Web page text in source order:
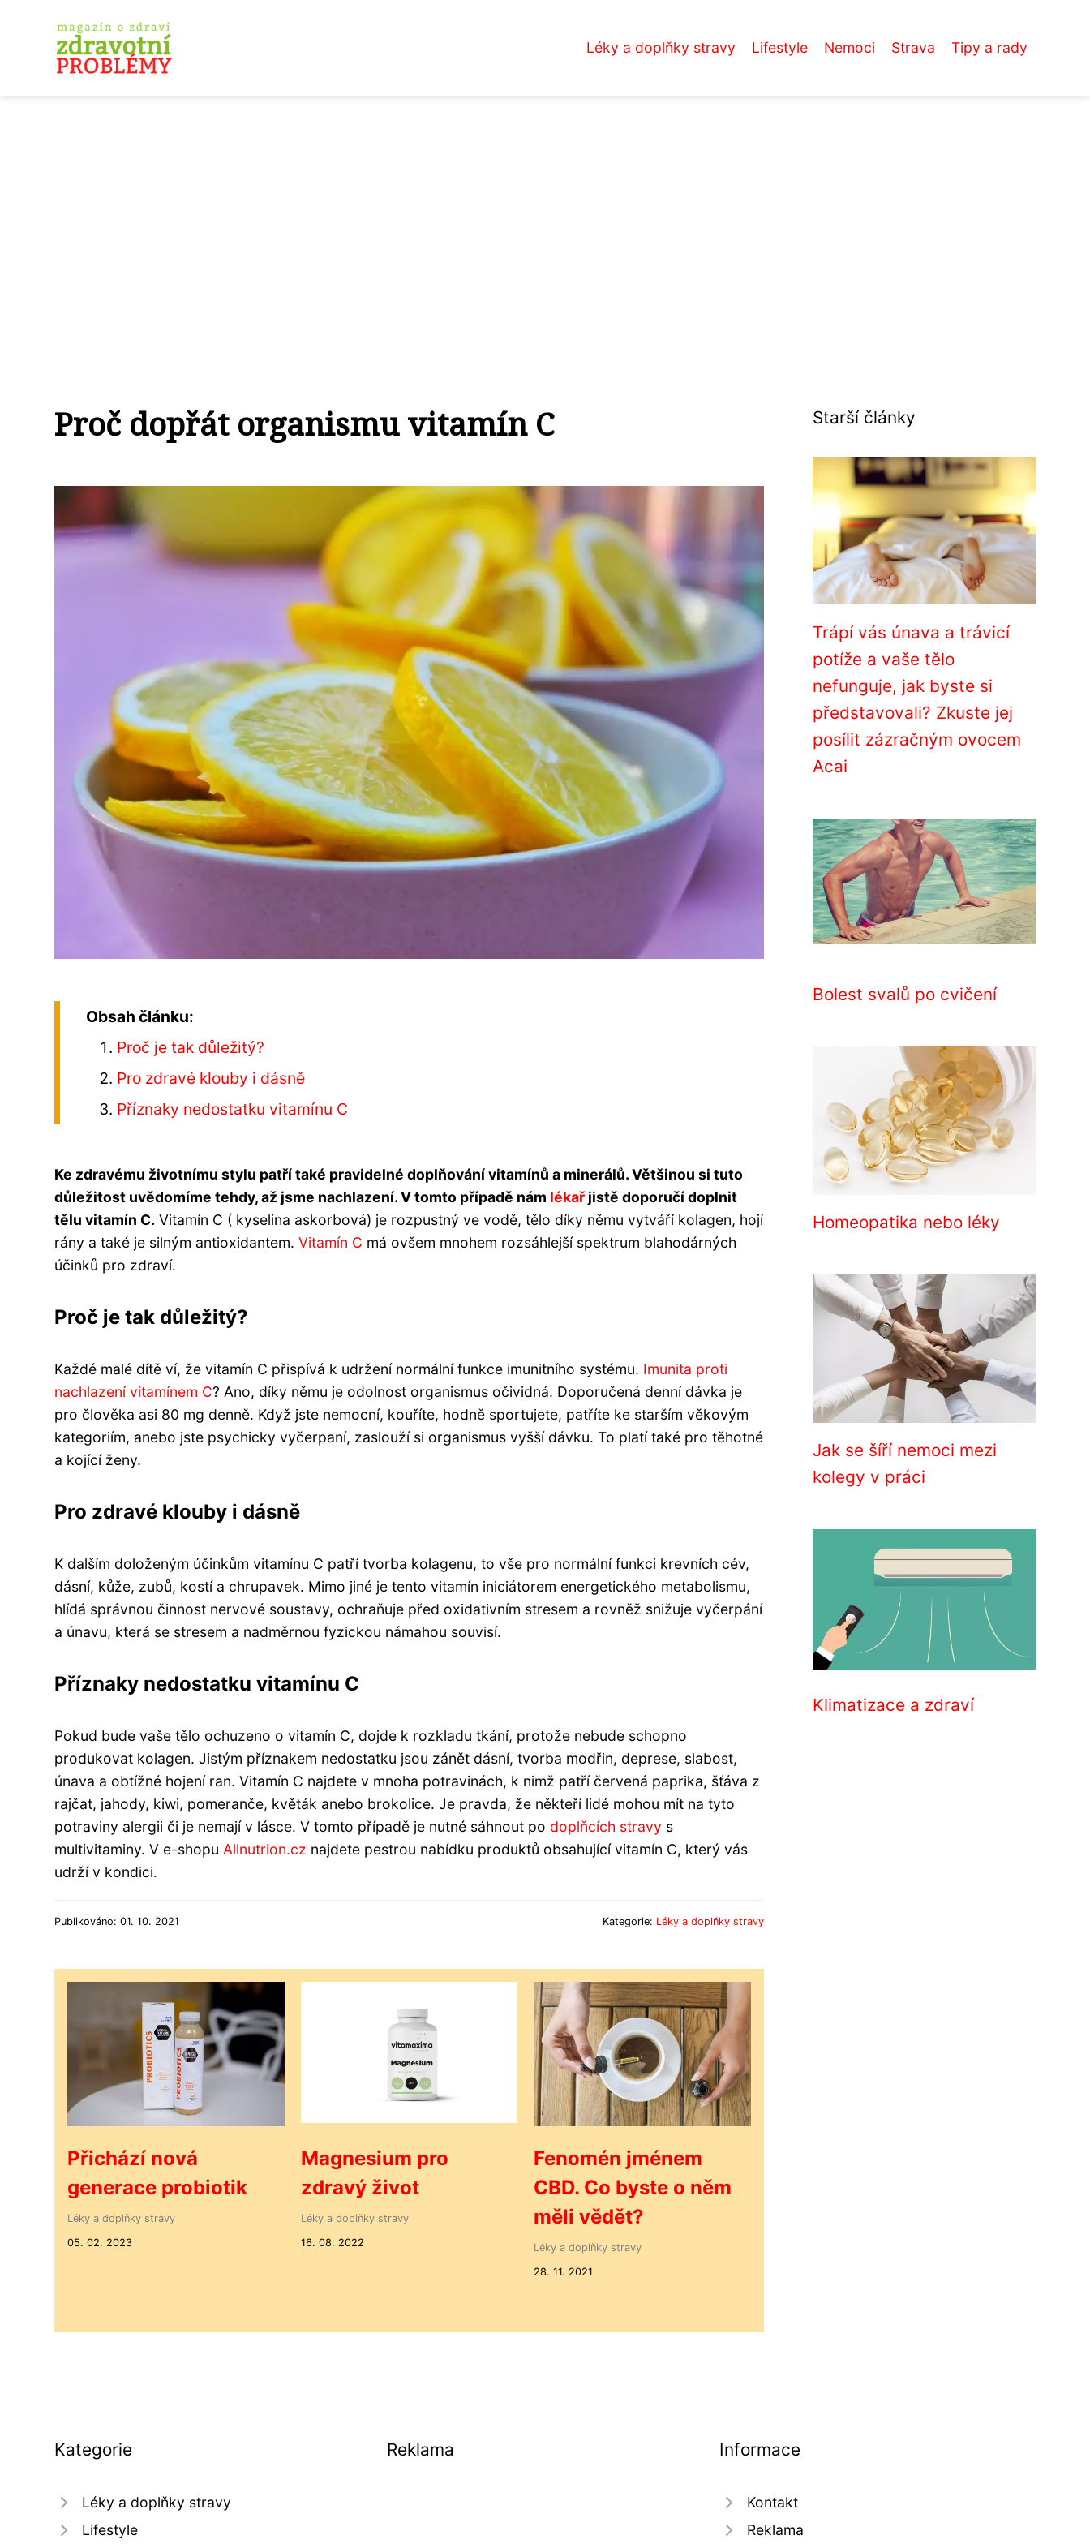
Léky a doplňky stravy Lifestyle Nemoci Strava Tipy a rady
Proč dopřát organismu vitamín C
Obsah článku:
Proč je tak důležitý?
Pro zdravé klouby i dásně
Příznaky nedostatku vitamínu C
Ke zdravému životnímu stylu patří také pravidelné doplňování vitamínů a minerálů. Většinou si tuto
důležitost uvědomíme tehdy, až jsme nachlazení. V tomto případě nám lékařjistě doporučí doplnit
tělu vitamín C. Vitamín C ( kyselina askorbová) je rozpustný ve vodě, tělo díky němu vytváří kolagen, hojí
rány a také je silným antioxidantem. Vitamín C má ovšem mnohem rozsáhlejší spektrum blahodárných
účinků pro zdraví.
Proč je tak důležitý?
Každé malé dítě ví, že vitamín C přispívá k udržení normální funkce imunitního systému. Imunita proti
nachlazení vitamínem C? Ano, díky němu je odolnost organismus očividná. Doporučená denní dávka je
pro člověka asi 80 mg denně. Když jste nemocní, kouříte, hodně sportujete, patříte ke starším věkovým
kategoriím, anebo jste psychicky vyčerpaní, zaslouží si organismus vyšší dávku. To platí také pro těhotné
a kojící ženy.
Pro zdravé klouby i dásně
K dalším doloženým účinkům vitamínu C patří tvorba kolagenu, to vše pro normální funkci krevních cév,
dásní, kůže, zubů, kostí a chrupavek. Mimo jiné je tento vitamín iniciátorem energetického metabolismu,
hlídá správnou činnost nervové soustavy, ochraňuje před oxidativním stresem a rovněž snižuje vyčerpání
a únavu, která se stresem a nadměrnou fyzickou námahou souvisí.
Příznaky nedostatku vitamínu C
Pokud bude vaše tělo ochuzeno o vitamín C, dojde k rozkladu tkání, protože nebude schopno
produkovat kolagen. Jistým příznakem nedostatku jsou zánět dásní, tvorba modřin, deprese, slabost,
únava a obtížné hojení ran. Vitamín C najdete v mnoha potravinách, k nimž patří červená paprika, šťáva z
rajčat, jahody, kiwi, pomeranče, květák anebo brokolice. Je pravda, že někteří lidé mohou mít na tyto
potraviny alergii či je nemají v lásce. V tomto případě je nutné sáhnout po doplňcích stravy s
multivitaminy. V e-shopu Allnutrion.cz najdete pestrou nabídku produktů obsahující vitamín C, který vás
udrží v kondici.
Publikováno: 01. 10. 2021 Kategorie: Léky a doplňky stravy
Přichází nová
generace probiotik
Léky a doplňky stravy
05. 02. 2023
Magnesium pro
zdravý život
Léky a doplňky stravy
16. 08. 2022
Fenomén jménem
CBD. Co byste o něm
měli vědět?
Léky a doplňky stravy
28. 11. 2021
Starší články
Trápí vás únava a trávicí
potíže a vaše tělo
nefunguje, jak byste si
představovali? Zkuste jej
posílit zázračným ovocem
Acai
Bolest svalů po cvičení
Homeopatika nebo léky
Jak se šíří nemoci mezi
kolegy v práci
Klimatizace a zdraví
Kategorie
Léky a doplňky stravy
Lifestyle
Reklama Informace
Kontakt
Reklama